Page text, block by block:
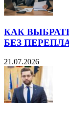
КАК
БЕЗ
21.07.2026